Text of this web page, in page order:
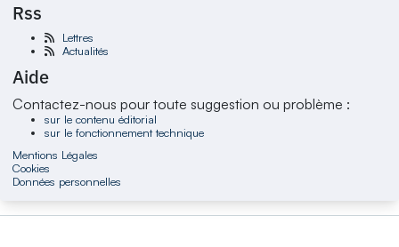
Rss
Lettres
Actualités
Aide
Contactez-nous pour toute suggestion ou problème :
sur le contenu éditorial
sur le fonctionnement technique
Mentions Légales
Cookies
Données personnelles